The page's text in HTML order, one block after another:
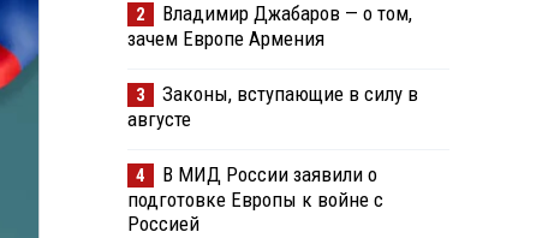
2
Владимир Джабаров — о том,
зачем Европе Армения
3
Законы, вступающие в силу в
августе
4
В МИД России заявили о
подготовке Европы к войне с
Россией